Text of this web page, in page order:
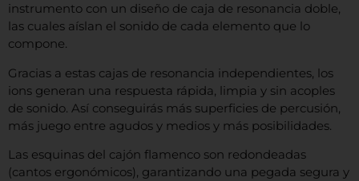
instrumento con un diseño de caja de resonancia doble,
las cuales aíslan el sonido de cada elemento que lo
compone.
Gracias a estas cajas de resonancia independientes, los
ions generan una respuesta rápida, limpia y sin acoples
de sonido. Así conseguirás más superficies de percusión,
más juego entre agudos y medios y más posibilidades.
Las esquinas del cajón flamenco son redondeadas
(cantos ergonómicos), garantizando una pegada segura y